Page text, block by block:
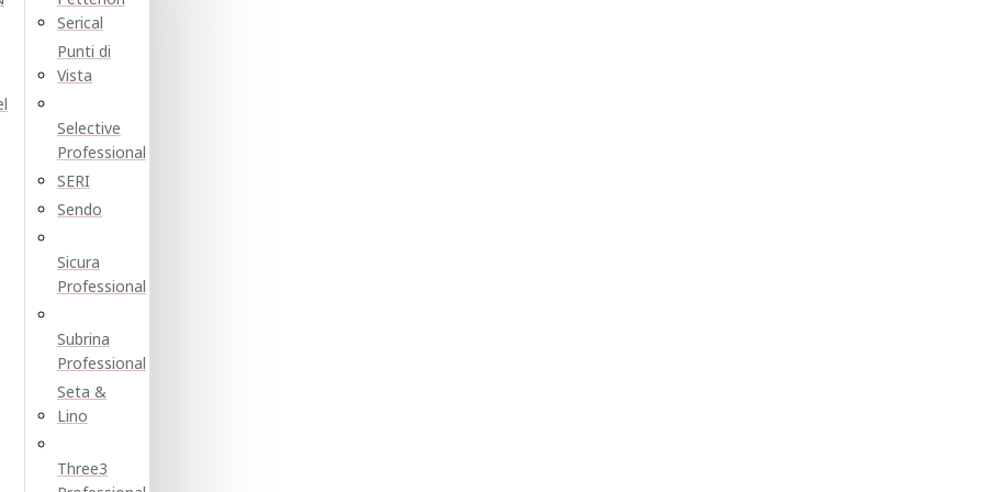
Serical
Punti di
Vista
Selective
Professional
SERI
Sendo
Sicura
Professional
Subrina
Professional
Seta &
Lino
Three3